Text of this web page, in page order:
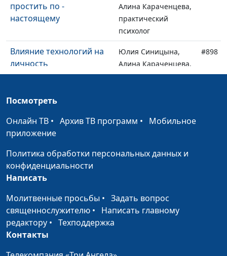
простить по -
настоящему
Алина Караченцева,
практический
психолог
Влияние технологий на
личность
Юлия Синицына,
Алина Караченцева,
практический
#898
Как справиться с
завистью и начать
радоваться успехам
Алина Караченцева,
Как отпустить прошлое
психолог
Как сохранить
молодость и красоту
Посмотреть
Онлайн ТВ • Архив ТВ программ • Мобильное
приложение
Политика обработки персональных данных и
конфиденциальности
Написать
Молитвенные просьбы • Задать вопрос
священнослужителю • Написать главному
редактору • Техподдержка
Контакты